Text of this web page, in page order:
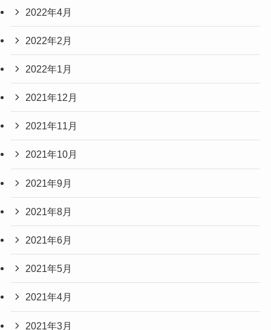
2022年4月
2022年2月
2022年1月
2021年12月
2021年11月
2021年10月
2021年9月
2021年8月
2021年6月
2021年5月
2021年4月
2021年3月